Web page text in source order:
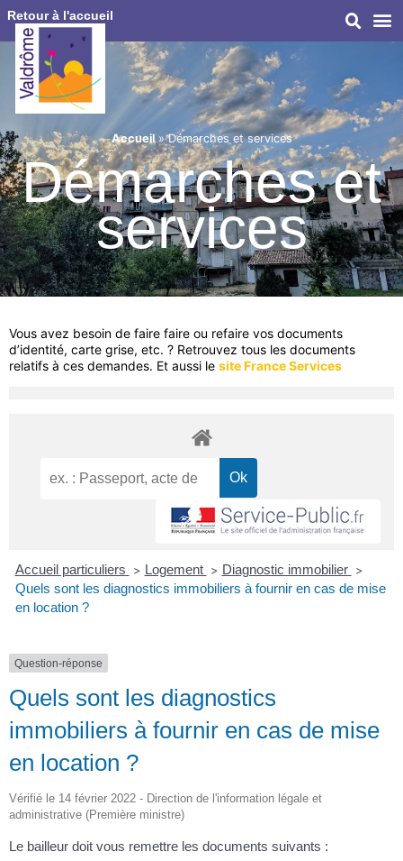
Retour à l'accueil
Accueil»Démarches et services
Démarches et
services
Vous avez besoin de faire faire ou refaire vos documents
d’identité, carte grise, etc. ? Retrouvez tous les documents
relatifs à ces demandes. Et aussi le site France Services
Accueil particuliers > Logement > Diagnostic immobilier >
Quels sont les diagnostics immobiliers à fournir en cas de mise
en location ?
Question-réponse
Quels sont les diagnostics
immobiliers à fournir en cas de mise
en location ?
Vérifié le 14 février 2022 - Direction de l'information légale et
administrative (Première ministre)
Le bailleur doit vous remettre les documents suivants :